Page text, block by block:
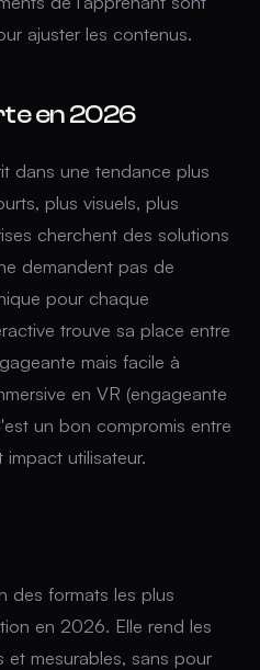
ajuster les contenus.
en 2026
dans une tendance plus
plus visuels, plus
cherchent des solutions
demandent pas de
pour chaque
trouve sa place entre
mais facile à
en VR (engageante
un bon compromis entre
utilisateur.
des formats les plus
en 2026. Elle rend les
mesurables, sans pour